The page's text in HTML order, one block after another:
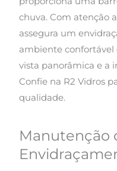
chuva. Com atenção
assegura um
ambiente
vista panorâmica e a
Confie na R2 Vidros
qualidade.
Manutenção